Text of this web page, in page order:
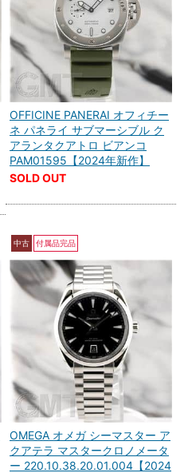
OFFICINE PANERAI オフィチー
ネ パネライ サブマーシブル ク
アランタクアトロ ビアンコ
PAM01595【2024年新作】
SOLD OUT
中古 付属品完品
OMEGA オメガ シーマスター ア
クアテラ マスタークロノメータ
ー 220.10.38.20.01.004【2024